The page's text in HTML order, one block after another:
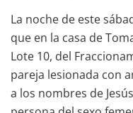
La noche de este
que en la casa de
Lote 10, del
pareja lesionada con
a los nombres de